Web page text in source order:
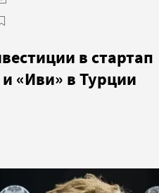
в стартап
«Иви» в Турции